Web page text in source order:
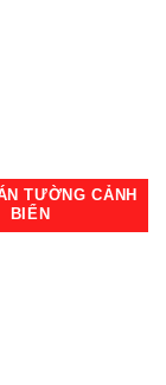
TƯỜNG CẢNH
BIỂN